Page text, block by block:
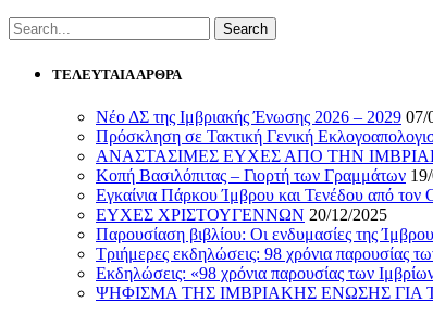
ΤΕΛΕΥΤΑΙΑ ΑΡΘΡΑ
Νέο ΔΣ της Ιμβριακής Ένωσης 2026 – 2029 07/
Πρόσκληση σε Τακτική Γενική
ΑΝΑΣΤΑΣΙΜΕΣ ΕΥΧΕΣ ΑΠΟ ΤΗΝ
Κοπή Βασιλόπιτας – Γιορτή των Γραμμάτων
Εγκαίνια Πάρκου Ίμβρου και Τενέδου από τον
ΕΥΧΕΣ ΧΡΙΣΤΟΥΓΕΝΝΩΝ 20/12/2025
Παρουσίαση βιβλίου: Οι ενδυμασίες της Ίμβρου
Τριήμερες εκδηλώσεις: 98 χρόνια παρουσίας
Εκδηλώσεις: «98 χρόνια παρουσίας των
ΨΗΦΙΣΜΑ ΤΗΣ ΙΜΒΡΙΑΚΗΣ ΕΝΩΣΗΣ